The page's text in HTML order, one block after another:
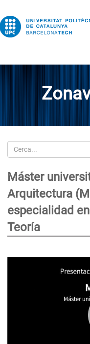
Cerca
Máster
Arquitectura
especialidad
Teoría